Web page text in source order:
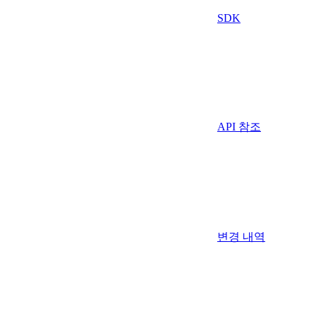
SDK
API 참조
변경 내역